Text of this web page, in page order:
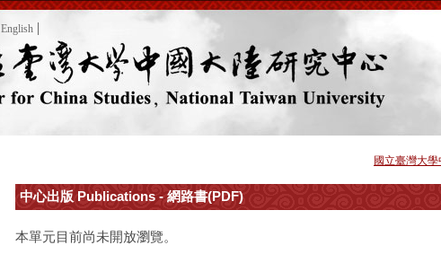
English
國立臺灣大
中心出版 Publications - 網路書(PDF)
本單元目前尚未開放瀏覽。